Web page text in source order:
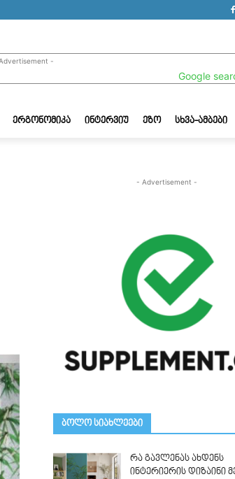
-
ᲔᲠᲒᲝᲜᲝᲛᲘᲙᲐ ᲘᲜᲢᲔᲠᲕᲘᲣ ᲔᲖᲝ ᲡᲮᲕᲐ-ᲐᲛᲑᲔᲑᲘ
- Advertisement -
ᲑᲝᲚᲝ ᲡᲘᲐᲮᲚᲔᲔᲑᲘ
რა გავლენას ახდენს
ინტერიერის დიზაინი